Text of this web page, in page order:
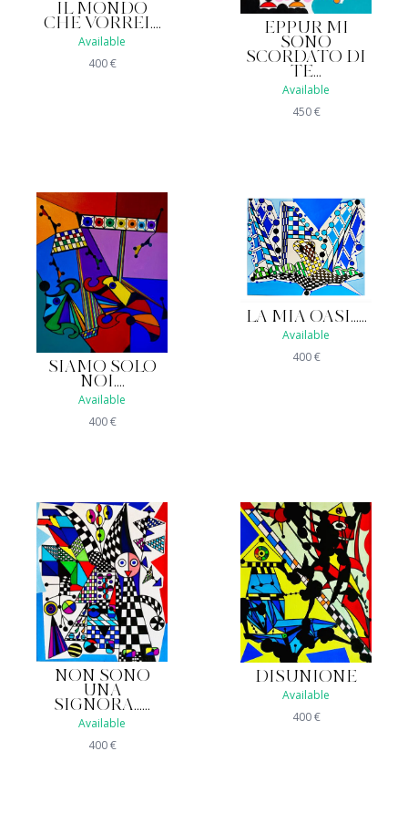
IL MONDO
CHE VORREI....
Available
400€
EPPUR MI
SONO
SCORDATO DI
TE...
Available
450€
SIAMO SOLO
NOI....
Available
400€
LA MIA OASI......
Available
400€
NON SONO
UNA
SIGNORA......
Available
400€
DISUNIONE
Available
400€